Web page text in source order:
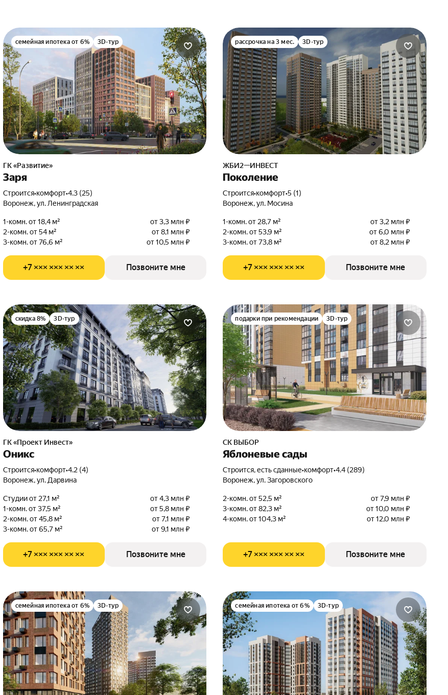
семейная ипотека от 6% 3D-тур
ГК «Развитие»
Заря
Строится•комфорт•4.3 (25)
Воронеж, ул. Ленинградская
1-комн. от 18,4 м²
от 3,3 млн ₽
2-комн. от 54 м²
от 8,1 млн ₽
3-комн. от 76,6 м²
от 10,5 млн ₽
+7 ××× ××× ×× ×× Позвоните мне
рассрочка на 3 мес. 3D-тур
ЖБИ2—ИНВЕСТ
Поколение
Строится•комфорт•5 (1)
Воронеж, ул. Мосина
1-комн. от 28,7 м²
от 3,2 млн ₽
2-комн. от 53,9 м²
от 6,0 млн ₽
3-комн. от 73,8 м²
от 8,2 млн ₽
+7 ××× ××× ×× ×× Позвоните мне
скидка 8% 3D-тур
ГК «Проект Инвест»
Оникс
Строится•комфорт•4.2 (4)
Воронеж, ул. Дарвина
Студии от 27,1 м²
от 4,3 млн ₽
1-комн. от 37,5 м²
от 5,8 млн ₽
2-комн. от 45,8 м²
от 7,1 млн ₽
3-комн. от 65,7 м²
от 9,1 млн ₽
+7 ××× ××× ×× ×× Позвоните мне
подарки при рекомендации 3D-тур
СК ВЫБОР
Яблоневые сады
Строится, есть сданные•комфорт•4.4 (289)
Воронеж, ул. Загоровского
2-комн. от 52,5 м²
от 7,9 млн ₽
3-комн. от 82,3 м²
от 10,0 млн ₽
4-комн. от 104,3 м²
от 12,0 млн ₽
+7 ××× ××× ×× ×× Позвоните мне
семейная ипотека от 6% 3D-тур семейная ипотека от 6% 3D-тур